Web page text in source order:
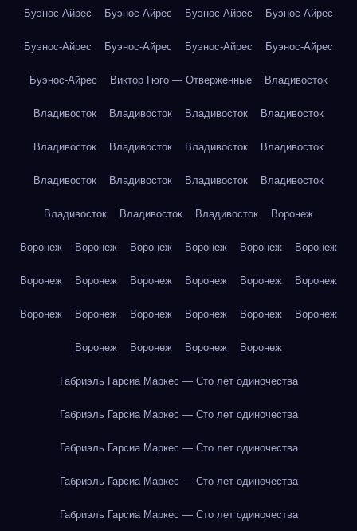
Буэнос-Айрес Буэнос-Айрес Буэнос-Айрес Буэнос-Айрес
Буэнос-Айрес Буэнос-Айрес Буэнос-Айрес Буэнос-Айрес
Буэнос-Айрес Виктор Гюго — Отверженные Владивосток
Владивосток Владивосток Владивосток Владивосток
Владивосток Владивосток Владивосток Владивосток
Владивосток Владивосток Владивосток Владивосток
Владивосток Владивосток Владивосток Воронеж
Воронеж Воронеж Воронеж Воронеж Воронеж Воронеж
Воронеж Воронеж Воронеж Воронеж Воронеж Воронеж
Воронеж Воронеж Воронеж Воронеж Воронеж Воронеж
Воронеж Воронеж Воронеж Воронеж
Габриэль Гарсиа Маркес — Сто лет одиночества
Габриэль Гарсиа Маркес — Сто лет одиночества
Габриэль Гарсиа Маркес — Сто лет одиночества
Габриэль Гарсиа Маркес — Сто лет одиночества
Габриэль Гарсиа Маркес — Сто лет одиночества